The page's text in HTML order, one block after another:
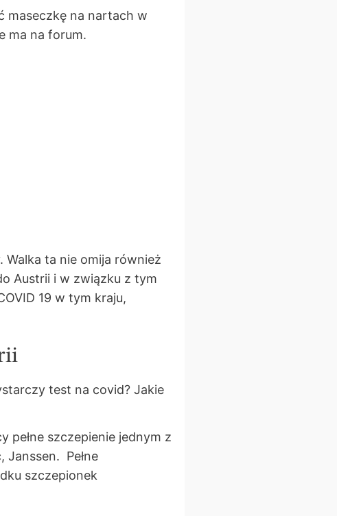
maseczkę na nartach w
ma na forum.
ta nie omija również
Austrii i w związku z tym
19 w tym kraju,
test na covid? Jakie
szczepienie jednym z
Janssen. Pełne
szczepionek